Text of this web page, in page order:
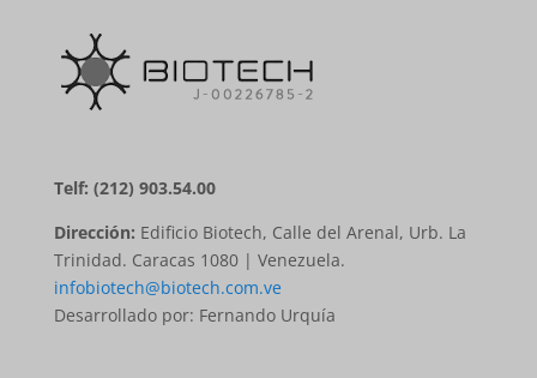
Telf: (212) 903.54.00
Dirección: Edificio Biotech, Calle del Arenal, Urb. La
Trinidad. Caracas 1080 | Venezuela.
infobiotech@biotech.com.ve
Desarrollado por: Fernando Urquía